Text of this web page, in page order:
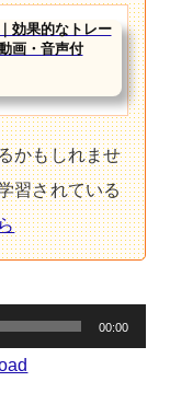
効果的なトレー
画・音声付
かもしれませ
習されている
00:00